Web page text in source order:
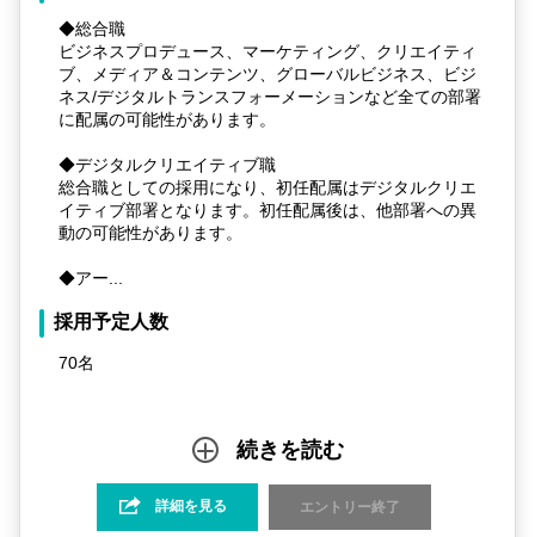
◆総合職
ビジネスプロデュース、マーケティング、クリエイティ
ブ、メディア＆コンテンツ、グローバルビジネス、ビジ
ネス/デジタルトランスフォーメーションなど全ての部署
に配属の可能性があります。
◆デジタルクリエイティブ職
総合職としての採用になり、初任配属はデジタルクリエ
イティブ部署となります。初任配属後は、他部署への異
動の可能性があります。
◆アー...
採用予定人数
70名
続きを読む
詳細を見る エントリー終了